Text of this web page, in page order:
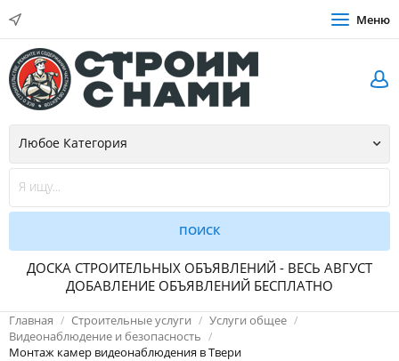
Меню
ДОСКА СТРОИТЕЛЬНЫХ ОБЪЯВЛЕНИЙ - ВЕСЬ АВГУСТ
ДОБАВЛЕНИЕ ОБЪЯВЛЕНИЙ БЕСПЛАТНО
Главная Строительные услуги
Услуги общее
Видеонаблюдение и безопасность
Монтаж камер видеонаблюдения в Твери